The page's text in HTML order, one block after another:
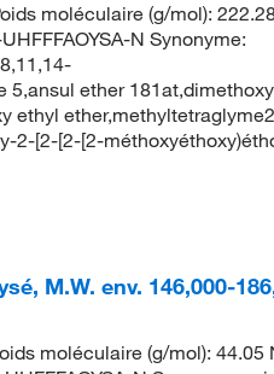
moléculaire (g/mol):
N Synonyme:
ether
ethyl
2-[2-[2-[2-
M.W. env. 146,000-
moléculaire (g/mol): 44.05